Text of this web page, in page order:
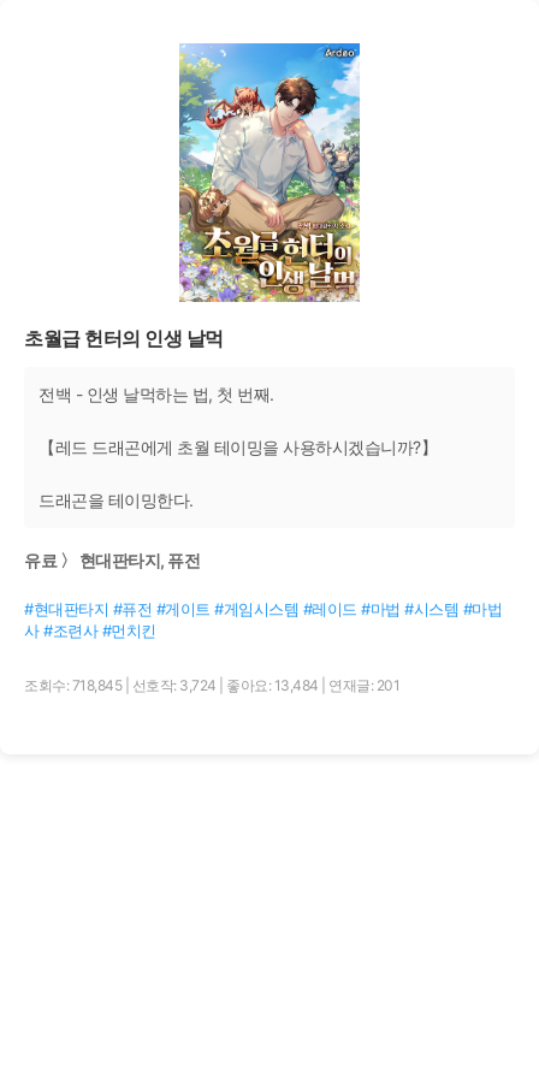
초월급 헌터의 인생 날먹
전백 - 인생 날먹하는 법, 첫 번째.
【레드 드래곤에게 초월 테이밍을 사용하시겠습니까?】
드래곤을 테이밍한다.
유료 〉 현대판타지, 퓨전
#현대판타지 #퓨전 #게이트 #게임시스템 #레이드 #마법 #시스템 #마법
사 #조련사 #먼치킨
조회수: 718,845 선호작: 3,724 좋아요: 13,484 연재글: 201